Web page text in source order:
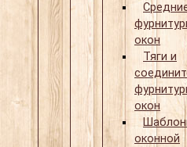
окон
Тяги и
окон
оконной